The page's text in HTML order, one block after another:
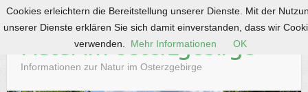
S
k
Natur im Osterzgebirge
Informationen zur Natur im Osterzgebirge
Cookies erleichtern die Bereitstellung unserer Dienste. Mit der
unserer Dienste erklären Sie sich damit einverstanden, dass wir
verwenden.
Mehr Informationen OK